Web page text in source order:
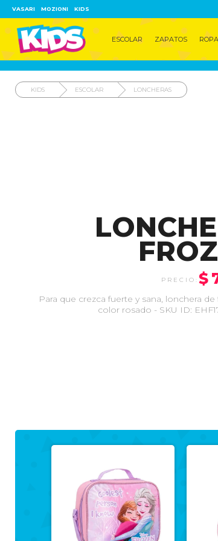
VASARI MOZIONI KIDS
ESCOLAR ZAPATOS ROPA
KIDS ESCOLAR LONCHERAS
Para que crezca fuerte y sana, lonchera
color rosado - SKU ID: